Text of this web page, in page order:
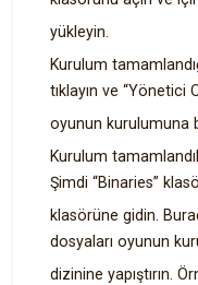
yükleyin.
Kurulum
tıklayın ve “Yönetici
oyunun kurulumuna
Kurulum
Şimdi “Binaries”
klasörüne gidin.
dosyaları oyunun
dizinine yapıştırın.